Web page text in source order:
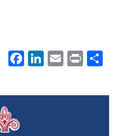
Facebook
LinkedIn
EmailPrint